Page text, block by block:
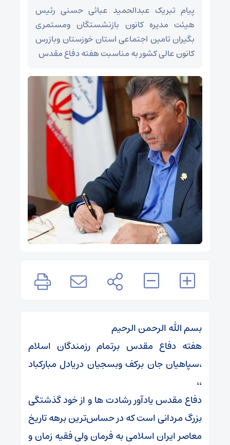
پیام تبریک عبدالحمید عبائی حسنی رئیس
هیئت مدیره کانون بازنشستگان ومستمری
بگیران تامین اجتماعی استان خوزستان وبازرس
کانون عالی کشور به مناسبت هفته دفاع مقدس
بسم الله الرحمن الرحیم
هفته دفاع مقدس برتمام رزمندگان اسلام
،سپاهیان جان برکف وبسجیان دریادل مبارکباد
،،
دفاع مقدس یادآور رشادت ها و از خود گذشتگی
بزرگ مردانی است که در حساس‌ترین برهه تاریخ
معاصر ایران اسلامی به فرمان ولی فقیه زمان و